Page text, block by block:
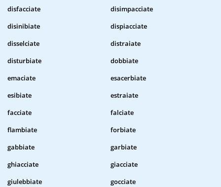
disfacciate
disimpacciate
disinibiate
dispiacciate
disselciate
distraiate
disturbiate
dobbiate
emaciate
esacerbiate
esibiate
estraiate
facciate
falciate
flambiate
forbiate
gabbiate
garbiate
ghiacciate
giacciate
giulebbiate
gocciate